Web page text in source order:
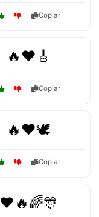
Copiar
🔥❤️🎸
Copiar
🔥❤️🕊️
Copiar
❤️🔥🌈🎊